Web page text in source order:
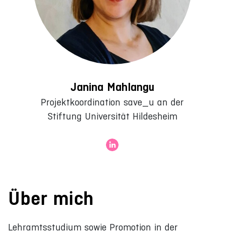
Janina Mahlangu
Projektkoordination save_u an der
Stiftung Universität Hildesheim
Über mich
Lehramtsstudium sowie Promotion in der